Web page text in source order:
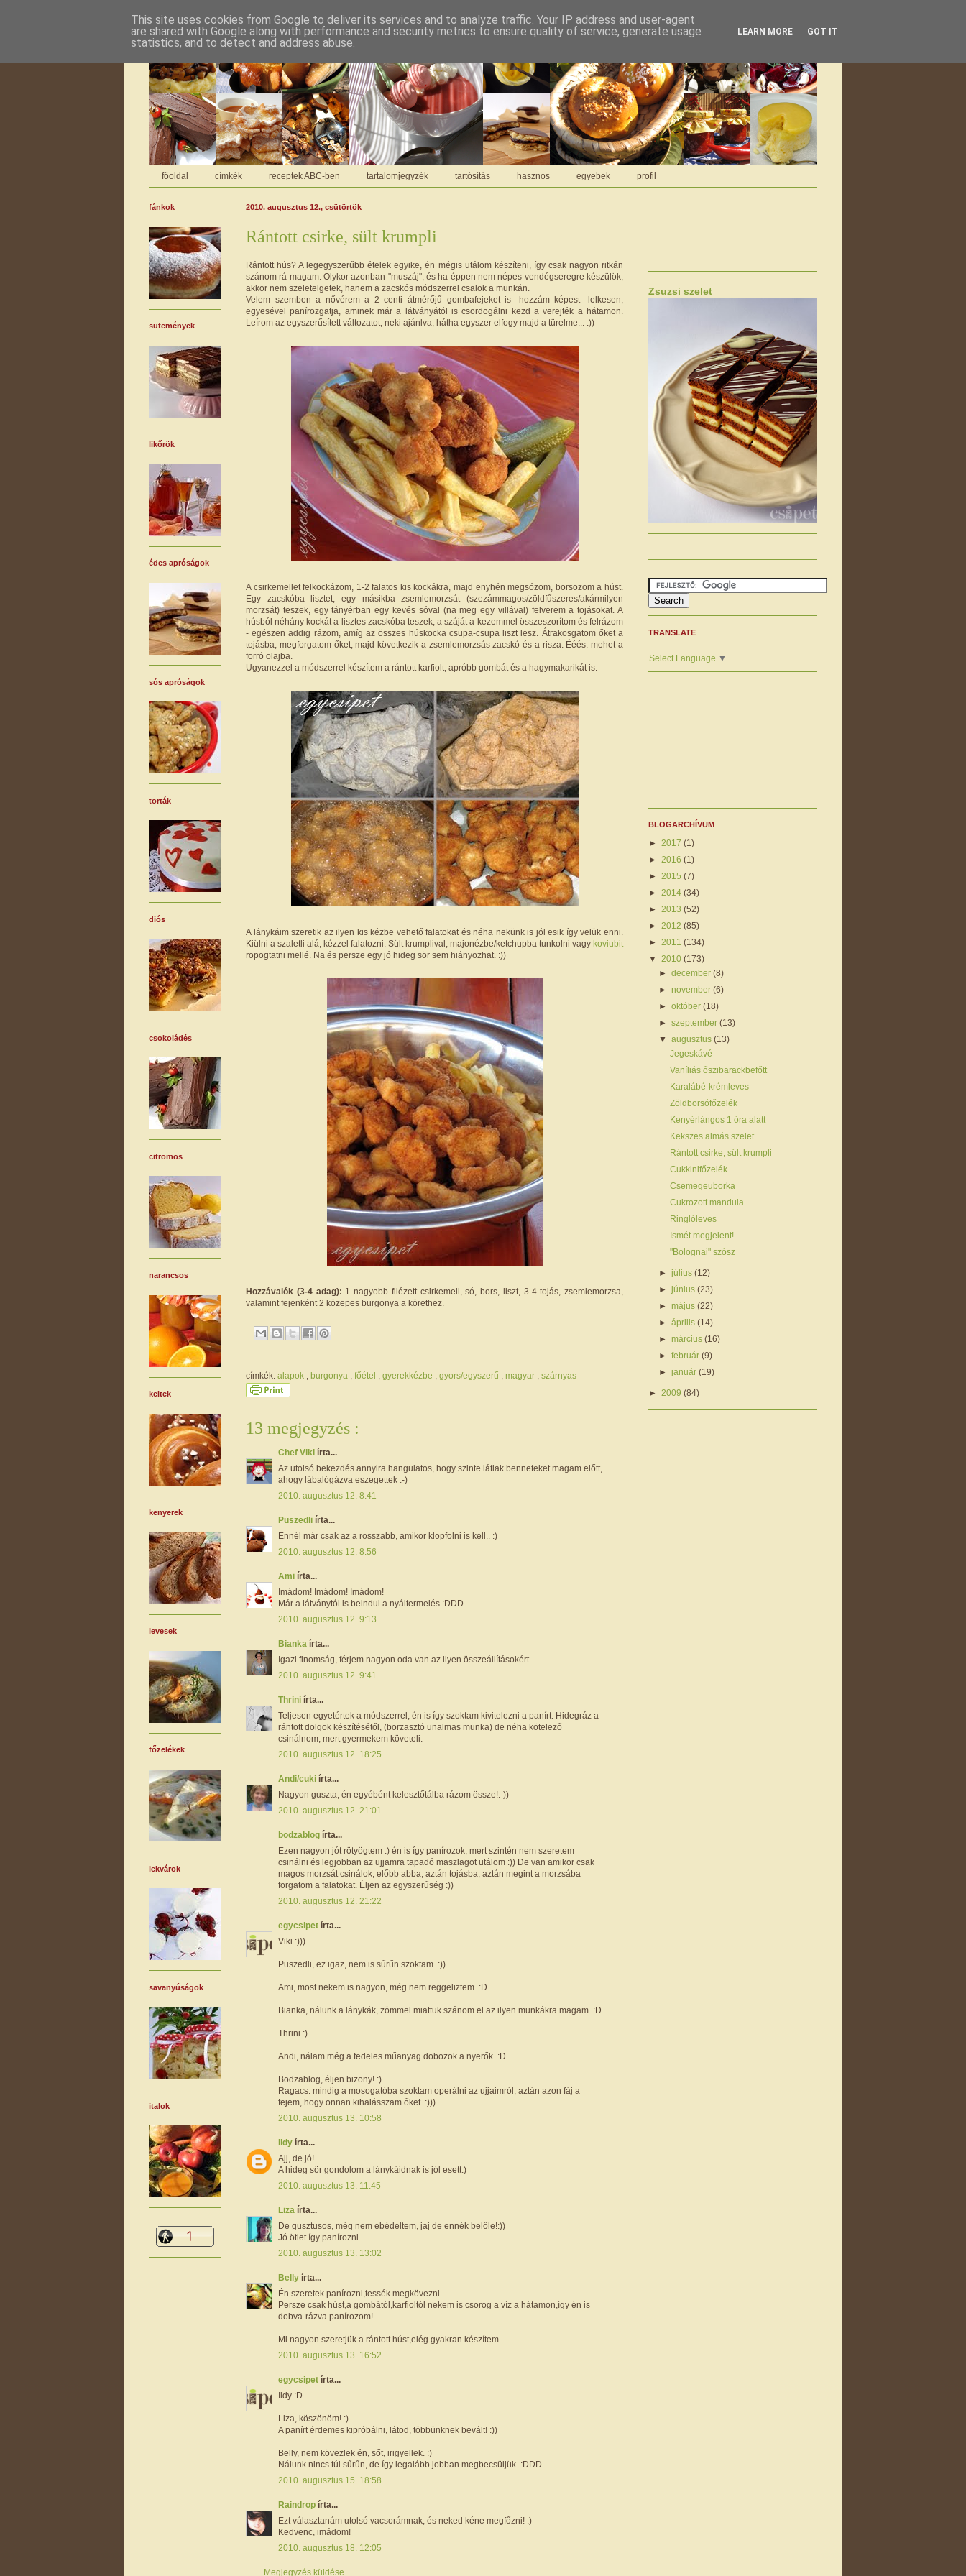
főoldal címkék receptek ABC-ben tartalomjegyzék tartósítás hasznos egyebek profil
2010. augusztus 12., csütörtök
Rántott csirke, sült krumpli
Rántott hús? A legegyszerűbb ételek egyike, én mégis utálom készíteni, így csak nagyon ritkán
szánom rá magam. Olykor azonban "muszáj", és ha éppen nem népes vendégseregre készülök,
akkor nem szeletelgetek, hanem a zacskós módszerrel csalok a munkán.
Velem szemben a nővérem a 2 centi átmérőjű gombafejeket is -hozzám képest- lelkesen,
egyesével panírozgatja, aminek már a látványától is csordogálni kezd a verejték a hátamon.
Leírom az egyszerűsített változatot, neki ajánlva, hátha egyszer elfogy majd a türelme... :))
A csirkemellet felkockázom, 1-2 falatos kis kockákra, majd enyhén megsózom, borsozom a húst.
Egy zacskóba lisztet, egy másikba zsemlemorzsát (szezámmagos/zöldfűszeres/akármilyen
morzsát) teszek, egy tányérban egy kevés sóval (na meg egy villával) felverem a tojásokat. A
húsból néhány kockát a lisztes zacskóba teszek, a száját a kezemmel összeszorítom és felrázom
- egészen addig rázom, amíg az összes húskocka csupa-csupa liszt lesz. Átrakosgatom őket a
tojásba, megforgatom őket, majd következik a zsemlemorzsás zacskó és a risza. Ééés: mehet a
forró olajba.
Ugyanezzel a módszerrel készítem a rántott karfiolt, apróbb gombát és a hagymakarikát is.
A lánykáim szeretik az ilyen kis kézbe vehető falatokat és néha nekünk is jól esik így velük enni.
Kiülni a szaletli alá, kézzel falatozni. Sült krumplival, majonézbe/ketchupba tunkolni vagy koviubit
ropogtatni mellé. Na és persze egy jó hideg sör sem hiányozhat. :))
Hozzávalók (3-4 adag): 1 nagyobb filézett csirkemell, só, bors, liszt, 3-4 tojás, zsemlemorzsa,
valamint fejenként 2 közepes burgonya a körethez.
címkék: alapok burgonya főétel gyerekkézbe gyors/egyszerű magyar szárnyas
13 megjegyzés :
Chef Viki írta...
Az utolsó bekezdés annyira hangulatos, hogy szinte látlak benneteket magam előtt,
ahogy lábalógázva eszegettek :-)
2010. augusztus 12. 8:41
Puszedli írta...
Ennél már csak az a rosszabb, amikor klopfolni is kell.. :)
2010. augusztus 12. 8:56
Ami írta...
Imádom! Imádom! Imádom!
Már a látványtól is beindul a nyáltermelés :DDD
2010. augusztus 12. 9:13
Bianka írta...
Igazi finomság, férjem nagyon oda van az ilyen összeállításokért
2010. augusztus 12. 9:41
Thrini írta...
Teljesen egyetértek a módszerrel, én is így szoktam kivitelezni a panírt. Hidegráz a
rántott dolgok készítésétől, (borzasztó unalmas munka) de néha kötelező
csinálnom, mert gyermekem követeli.
2010. augusztus 12. 18:25
Andi/cuki írta...
Nagyon guszta, én egyébént kelesztőtálba rázom össze!:-))
2010. augusztus 12. 21:01
bodzablog írta...
Ezen nagyon jót rötyögtem :) én is így panírozok, mert szintén nem szeretem
csinálni és legjobban az ujjamra tapadó maszlagot utálom :)) De van amikor csak
magos morzsát csinálok, előbb abba, aztán tojásba, aztán megint a morzsába
forgatom a falatokat. Éljen az egyszerűség :))
2010. augusztus 12. 21:22
egycsipet írta...
Viki :)))
Puszedli, ez igaz, nem is sűrűn szoktam. :))
Ami, most nekem is nagyon, még nem reggeliztem. :D
Bianka, nálunk a lánykák, zömmel miattuk szánom el az ilyen munkákra magam. :D
Thrini :)
Andi, nálam még a fedeles műanyag dobozok a nyerők. :D
Bodzablog, éljen bizony! :)
Ragacs: mindig a mosogatóba szoktam operálni az ujjaimról, aztán azon fáj a
fejem, hogy onnan kihalásszam őket. :)))
2010. augusztus 13. 10:58
Ildy írta...
Ajj, de jó!
A hideg sör gondolom a lánykáidnak is jól esett:)
2010. augusztus 13. 11:45
Liza írta...
De gusztusos, még nem ebédeltem, jaj de ennék belőle!:))
Jó ötlet így panírozni.
2010. augusztus 13. 13:02
Belly írta...
Én szeretek panírozni,tessék megkövezni.
Persze csak húst,a gombától,karfioltól nekem is csorog a víz a hátamon,így én is
dobva-rázva panírozom!
Mi nagyon szeretjük a rántott húst,elég gyakran készítem.
2010. augusztus 13. 16:52
egycsipet írta...
Ildy :D
Liza, köszönöm! :)
A panírt érdemes kipróbálni, látod, többünknek bevált! :))
Belly, nem kövezlek én, sőt, irigyellek. :)
Nálunk nincs túl sűrűn, de így legalább jobban megbecsüljük. :DDD
2010. augusztus 15. 18:58
Raindrop írta...
Ezt választanám utolsó vacsorámnak, és neked kéne megfőzni! :)
Kedvenc, imádom!
2010. augusztus 18. 12:05
Megjegyzés küldése
fánkok
sütemények
likőrök
édes apróságok
sós apróságok
torták
diós
csokoládés
citromos
narancsos
keltek
kenyerek
levesek
főzelékek
lekvárok
savanyúságok
italok
Zsuzsi szelet
TRANSLATE
Select Language ▼
BLOGARCHÍVUM
► 2017 (1)
► 2016 (1)
► 2015 (7)
► 2014 (34)
► 2013 (52)
► 2012 (85)
► 2011 (134)
▼ 2010 (173)
►december(8)
►november(6)
►október(18)
►szeptember(13)
▼augusztus(13)
Jegeskávé
Vaníliás őszibarackbefőtt
Karalábé-krémleves
Zöldborsófőzelék
Kenyérlángos 1 óra alatt
Kekszes almás szelet
Rántott csirke, sült krumpli
Cukkinifőzelék
Csemegeuborka
Cukrozott mandula
Ringlóleves
Ismét megjelent!
"Bolognai" szósz
►július(12)
►június(23)
►május(22)
►április(14)
►március(16)
►február(9)
►január(19)
► 2009 (84)
This site uses cookies from Google to deliver its services and to analyze traffic. Your IP address and user-agent
are shared with Google along with performance and security metrics to ensure quality of service, generate usage
statistics, and to detect and address abuse.
LEARN MORE GOT IT